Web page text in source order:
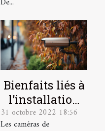
Bienfaits liés à
l’installation
d’une caméra
de surveillance
31 octobre 2022 18:56
Les caméras de